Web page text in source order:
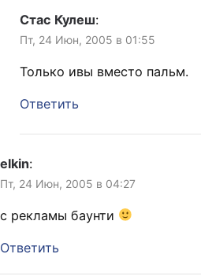
Стас Кулеш:
Пт, 24 Июн, 2005 в 01:55
Только ивы вместо пальм.
Ответить
elkin:
Пт, 24 Июн, 2005 в 04:27
с рекламы баунти
Ответить